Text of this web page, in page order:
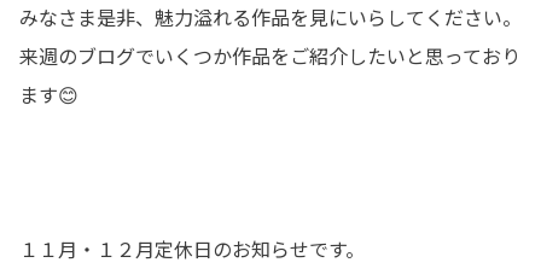
みなさま是非、魅力溢れる作品を見にいらしてください。
来週のブログでいくつか作品をご紹介したいと思っており
ます😊
１１月・１２月定休日のお知らせです。